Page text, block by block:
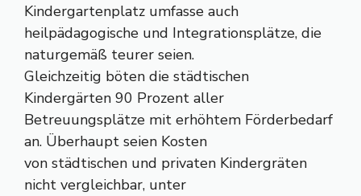
Kindergartenplatz umfasse auch
heilpädagogische und Integrationsplätze, die
naturgemäß teurer seien.
Gleichzeitig böten die städtischen
Kindergärten 90 Prozent aller
Betreuungsplätze mit erhöhtem Förderbedarf
an. Überhaupt seien Kosten
von städtischen und privaten Kindergräten
nicht vergleichbar, unter